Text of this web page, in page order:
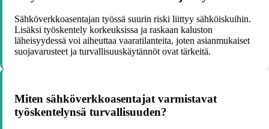
Sähköverkkoasentajan työssä suurin riski liittyy sähköiskuihin.
Lisäksi työskentely korkeuksissa ja raskaan kaluston
läheisyydessä voi aiheuttaa vaaratilanteita, joten asianmukaiset
suojavarusteet ja turvallisuuskäytännöt ovat tärkeitä.
Miten sähköverkkoasentajat varmistavat
työskentelynsä turvallisuuden?